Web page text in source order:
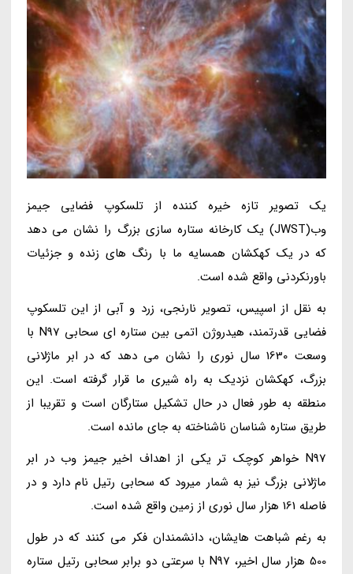
یک تصویر تازه خیره کننده از تلسکوپ فضایی جیمز
وب(JWST) یک کارخانه ستاره سازی بزرگ را نشان می دهد
که در یک کهکشان همسایه ما با رنگ های زنده و جزئیات
باورنکردنی واقع شده است.
به نقل از اسپیس، تصویر نارنجی، زرد و آبی از این تلسکوپ
فضایی قدرتمند، هیدروژن اتمی بین ستاره ای سحابی N97 با
وسعت 1630 سال نوری را نشان می دهد که در ابر ماژلانی
بزرگ، کهکشان نزدیک به راه شیری ما قرار گرفته است. این
منطقه به طور فعال در حال تشکیل ستارگان است و تقریبا از
طریق ستاره شناسان ناشناخته به جای مانده است.
N97 خواهر کوچک تر یکی از اهداف اخیر جیمز وب در ابر
ماژلانی بزرگ نیز به شمار میرود که سحابی رتیل نام دارد و در
فاصله 161 هزار سال نوری از زمین واقع شده است.
به رغم شباهت هایشان، دانشمندان فکر می کنند که در طول
500 هزار سال اخیر، N97 با سرعتی دو برابر سحابی رتیل ستاره